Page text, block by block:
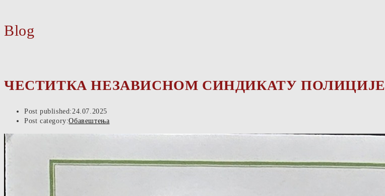
Blog
ЧЕСТИТКА НЕЗАВИСНОМ СИНДИКАТУ ПОЛИЦИЈЕ
Post published:24.07.2025
Post category:Обавештења